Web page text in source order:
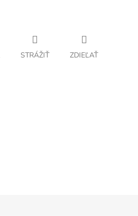
STRÁŽIŤ ZDIEĽAŤ